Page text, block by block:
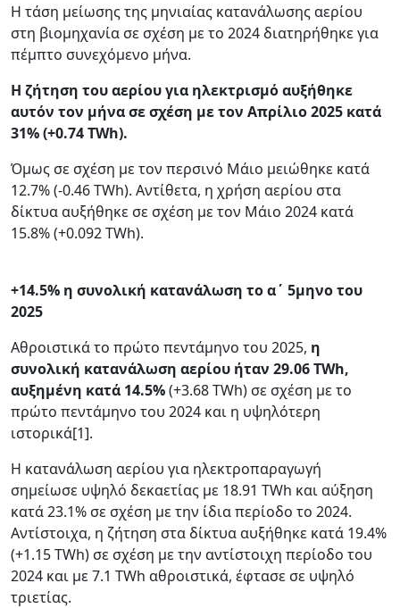
Η τάση μείωσης της μηνιαίας κατανάλωσης αερίου
στη βιομηχανία σε σχέση με το 2024 διατηρήθηκε για
πέμπτο συνεχόμενο μήνα.
Η ζήτηση του αερίου για ηλεκτρισμό αυξήθηκε
αυτόν τον μήνα σε σχέση με τον Απρίλιο 2025 κατά
31% (+0.74 TWh).
Όμως σε σχέση με τον περσινό Μάιο μειώθηκε κατά
12.7% (-0.46 TWh). Αντίθετα, η χρήση αερίου στα
δίκτυα αυξήθηκε σε σχέση με τον Μάιο 2024 κατά
15.8% (+0.092 TWh).
+14.5% η συνολική κατανάλωση το α΄ 5μηνο του
2025
Αθροιστικά το πρώτο πεντάμηνο του 2025, η
συνολική κατανάλωση αερίου ήταν 29.06 TWh,
αυξημένη κατά 14.5%(+3.68 TWh) σε σχέση με το
πρώτο πεντάμηνο του 2024 και η υψηλότερη
ιστορικά[1].
Η κατανάλωση αερίου για ηλεκτροπαραγωγή
σημείωσε υψηλό δεκαετίας με 18.91 TWh και αύξηση
κατά 23.1% σε σχέση με την ίδια περίοδο το 2024.
Αντίστοιχα, η ζήτηση στα δίκτυα αυξήθηκε κατά 19.4%
(+1.15 TWh) σε σχέση με την αντίστοιχη περίοδο του
2024 και με 7.1 TWh αθροιστικά, έφτασε σε υψηλό
τριετίας.